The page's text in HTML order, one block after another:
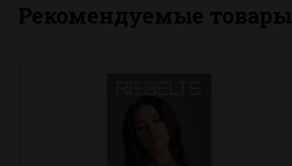
Рекомендуемые товары